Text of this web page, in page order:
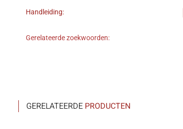
Handleiding:
Gerelateerde zoekwoorden:
GERELATEERDE PRODUCTEN